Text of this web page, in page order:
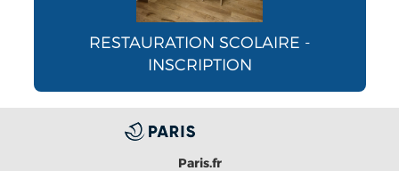
RESTAURATION SCOLAIRE -
INSCRIPTION
Paris.fr